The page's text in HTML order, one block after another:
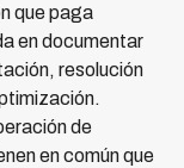
que paga
en documentar
resolución
de
en común que